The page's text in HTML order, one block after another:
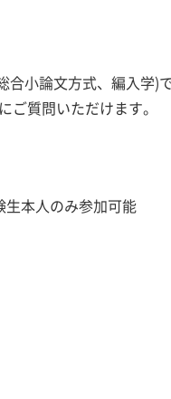
合小論文方式、編入学)
質問いただけます。
本人のみ参加可能